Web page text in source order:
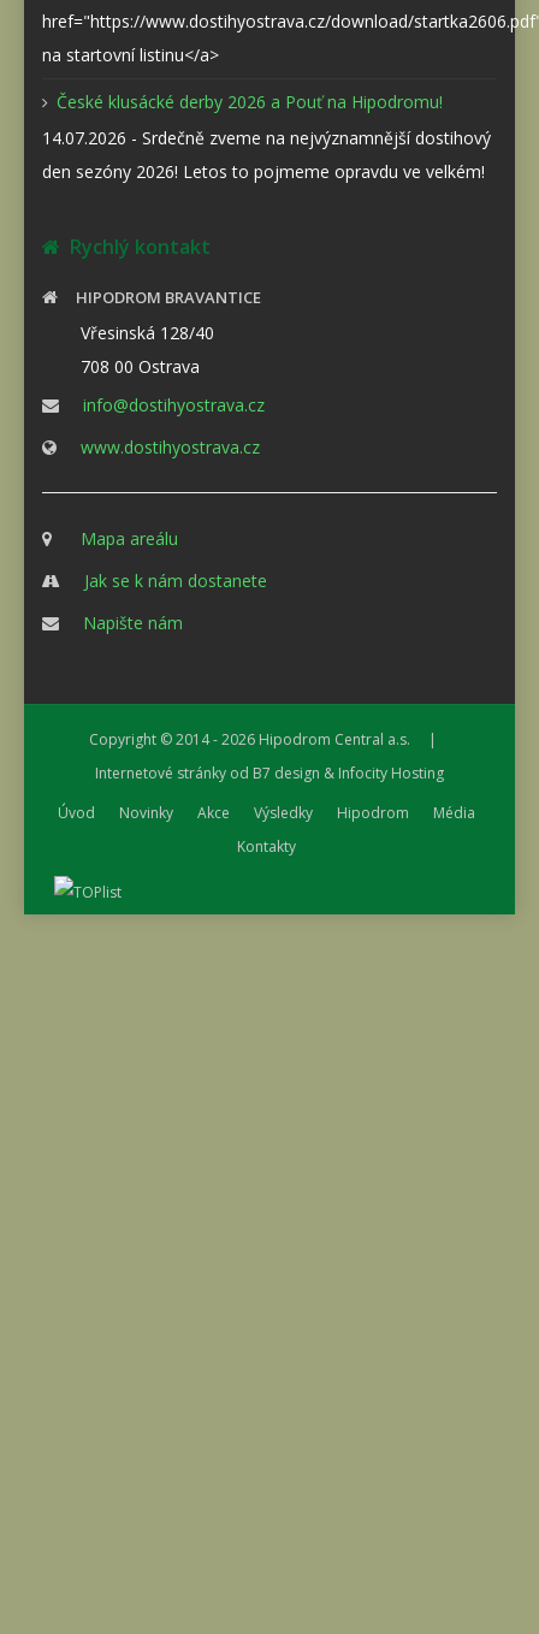
href="https://www.dostihyostrava.cz/download/
na startovní listinu</a>
České klusácké derby 2026 a Pouť na Hipodromu!
14.07.2026 - Srdečně zveme na nejvýznamnější dostihový
den sezóny 2026! Letos to pojmeme opravdu ve velkém!
Rychlý kontakt
HIPODROM BRAVANTICE
Vřesinská 128/40
708 00 Ostrava
info@dostihyostrava.cz
www.dostihyostrava.cz
Mapa areálu
Jak se k nám dostanete
Napište nám
Copyright © 2014 - 2026 Hipodrom Central a.s. |
Internetové stránky od B7 design & Infocity Hosting
Úvod
Novinky Akce Výsledky Hipodrom
Média
Kontakty